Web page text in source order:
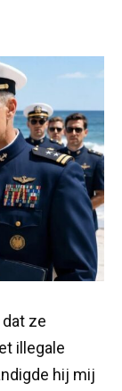
ze
illegale
hij mij